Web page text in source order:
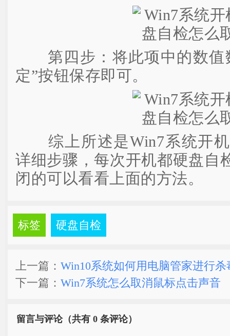
第四步：将此项中的数值
定”按钮保存即可。
综上所述是Win7系统开机
详细步骤，每次开机都硬盘自
闭的可以看看上面的方法。
标签 硬盘自检
上一篇： Win10系统如何用电脑管家进行杀
下一篇： Win7系统怎么取消鼠标点击声音
留言与评论（共有 0 条评论）